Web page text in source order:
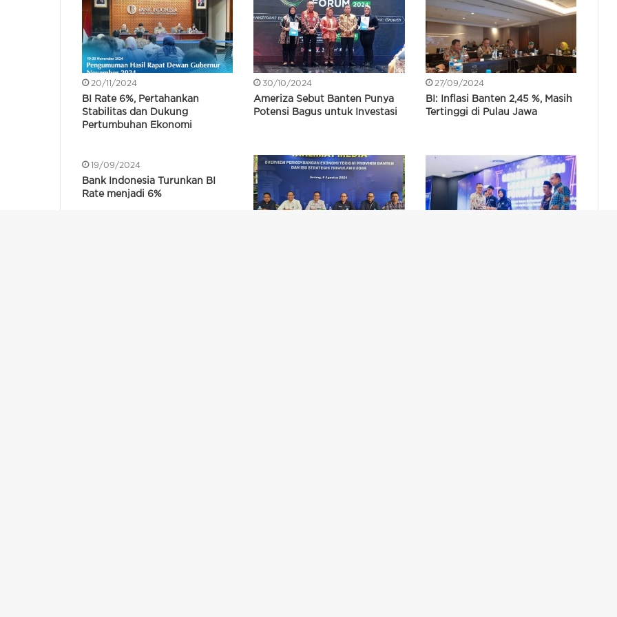
20/11/2024
BI Rate 6%, Pertahankan
Stabilitas dan Dukung
Pertumbuhan Ekonomi
30/10/2024
Ameriza Sebut Banten Punya
Potensi Bagus untuk Investasi
27/09/2024
BI: Inflasi Banten 2,45 %, Masih
Tertinggi di Pulau Jawa